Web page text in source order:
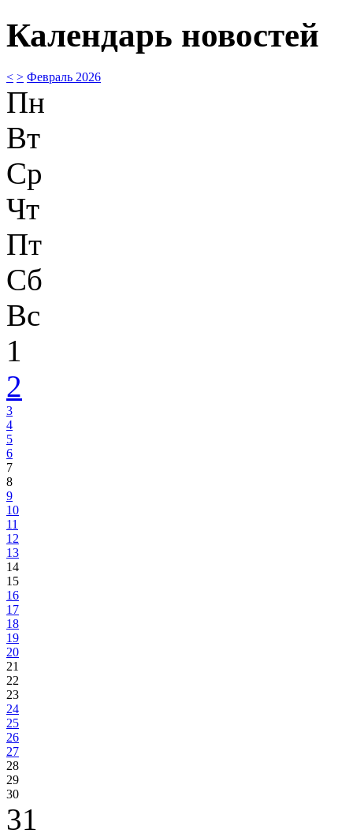
Календарь новостей
< > Февраль 2026
Пн
Вт
Ср
Чт
Пт
Сб
Вс
1
2
3
4
5
6
7
8
9
10
11
12
13
14
15
16
17
18
19
20
21
22
23
24
25
26
27
28
29
30
31